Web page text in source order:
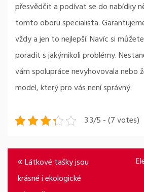
přesvědčit a podívat se do nabídky
tomto oboru specialista.
vždy a jen to nejlepší. Navíc si
poradit s jakýmikoli problémy.
vám spolupráce nevyhovovala nebo
model, který pro vás není správný.
3.3/5 - (7 votes)
Navigace
pro
Látkové tašky jsou
krásné i ekologické